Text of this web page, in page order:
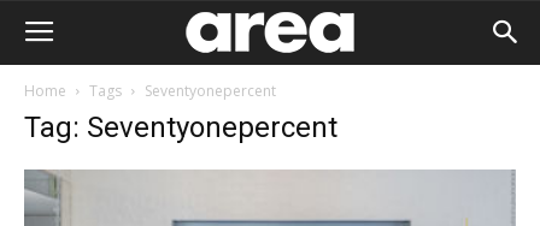
Home Tags Seventyonepercent
Tag: Seventyonepercent